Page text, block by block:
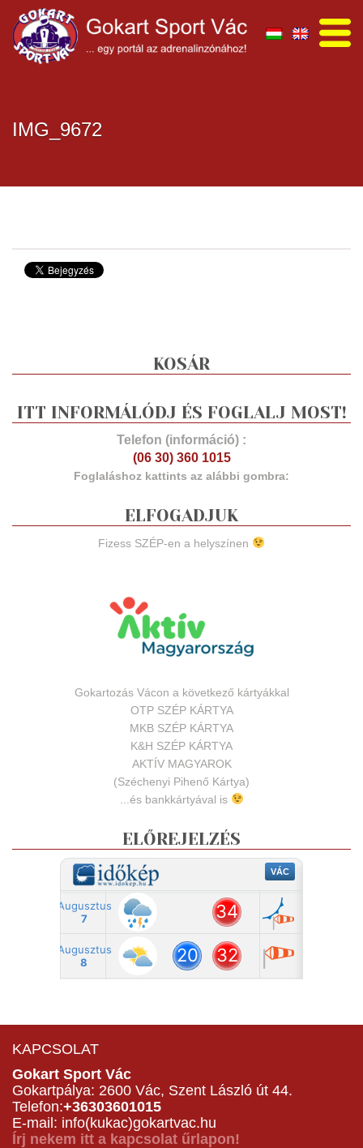
IMG_9672
KOSÁR
ITT INFORMÁLÓDJ ÉS FOGLALJ MOST!
Telefon (információ) :
(06 30) 360 1015
Foglaláshoz kattints az alábbi gombra:
ELFOGADJUK
Fizess SZÉP-en a helyszínen
Gokartozás Vácon a következő kártyákkal
OTP SZÉP KÁRTYA
MKB SZÉP KÁRTYA
K&H SZÉP KÁRTYA
AKTÍV MAGYAROK
(Széchenyi Pihenő Kártya)
...és bankkártyával is
ELŐREJELZÉS
KAPCSOLAT
Gokart Sport Vác
Gokartpálya: 2600 Vác, Szent László út 44.
Telefon:+36303601015
E-mail: info(kukac)gokartvac.hu
Írj nekem itt a kapcsolat űrlapon!